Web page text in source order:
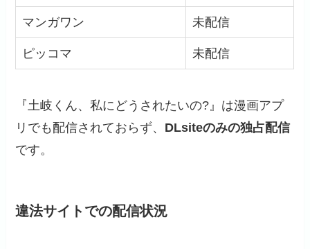
マンガワン 未配信
ピッコマ 未配信
『土岐くん、私にどうされたいの?』は漫画アプ
リでも配信されておらず、 DLsiteのみの独占配信
です。
違法サイトでの配信状況